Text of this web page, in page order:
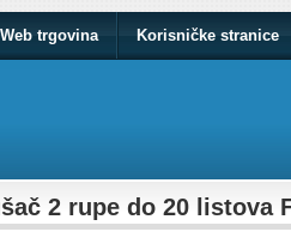
Web trgovina Korisničke stranice
2 rupe do 20 listova